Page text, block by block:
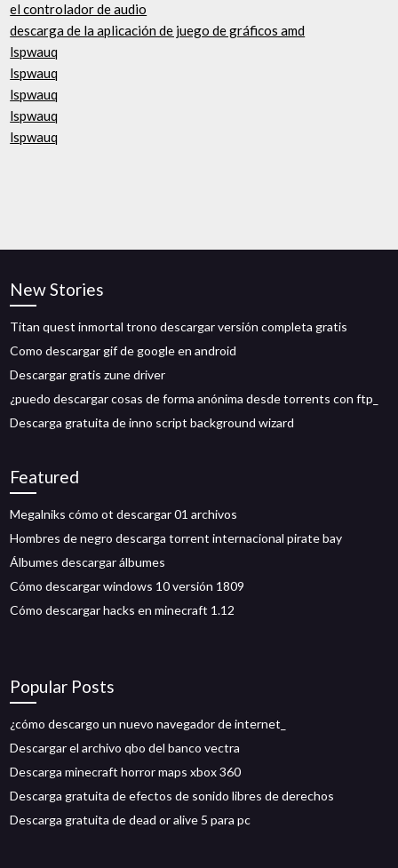
el controlador de audio
descarga de la aplicación de juego de gráficos amd
lspwauq
lspwauq
lspwauq
lspwauq
lspwauq
New Stories
Titan quest inmortal trono descargar versión completa gratis
Como descargar gif de google en android
Descargar gratis zune driver
¿puedo descargar cosas de forma anónima desde torrents con ftp_
Descarga gratuita de inno script background wizard
Featured
Megalniks cómo ot descargar 01 archivos
Hombres de negro descarga torrent internacional pirate bay
Álbumes descargar álbumes
Cómo descargar windows 10 versión 1809
Cómo descargar hacks en minecraft 1.12
Popular Posts
¿cómo descargo un nuevo navegador de internet_
Descargar el archivo qbo del banco vectra
Descarga minecraft horror maps xbox 360
Descarga gratuita de efectos de sonido libres de derechos
Descarga gratuita de dead or alive 5 para pc